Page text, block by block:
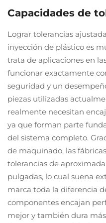
Capacidades de
Lograr tolerancias
inyección de plástico es
trata de aplicaciones en
funcionar exactamente
seguridad y un
piezas utilizadas
realmente necesitan
ya que forman parte
del sistema completo.
de maquinado, las
tolerancias de
pulgadas, lo cual suena
marca toda la diferencia
componentes encajan
mejor y también dura